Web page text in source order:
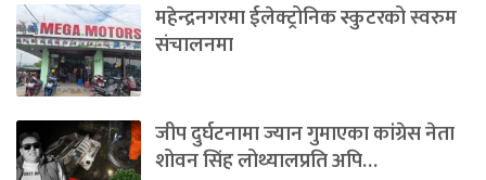
महेन्द्रनगरमा ईलेक्ट्रोनिक स्कुटरको स्वरुम
संचालनमा
जीप दुर्घटनामा ज्यान गुमाएका कांग्रेस नेता
शोवन सिंह लोथ्यालप्रति अपि…